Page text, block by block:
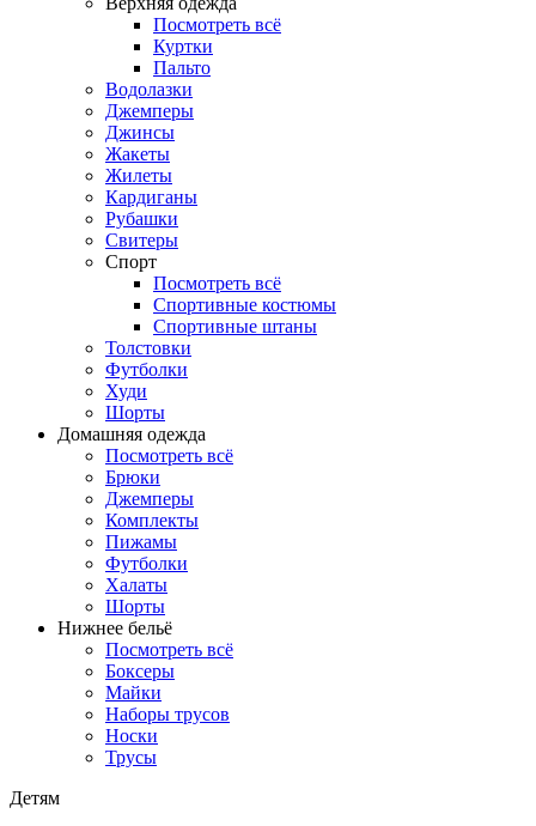
Посмотреть всё
Куртки
Пальто
Водолазки
Джемперы
Джинсы
Жакеты
Жилеты
Кардиганы
Рубашки
Свитеры
Спорт
Посмотреть всё
Спортивные костюмы
Спортивные штаны
Толстовки
Футболки
Худи
Шорты
Домашняя одежда
Посмотреть всё
Брюки
Джемперы
Комплекты
Пижамы
Футболки
Халаты
Шорты
Нижнее бельё
Посмотреть всё
Боксеры
Майки
Наборы трусов
Носки
Трусы
Детям